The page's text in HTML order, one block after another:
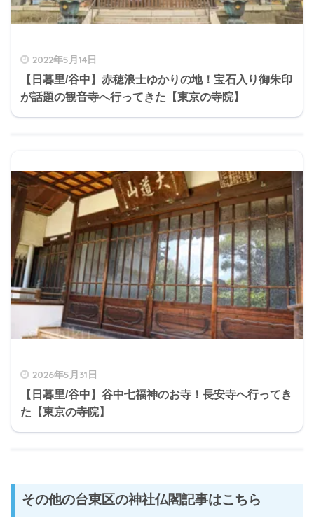
2022年5月14日
【日暮里/谷中】赤穂浪士ゆかりの地！宝石入り御朱印
が話題の観音寺へ行ってきた【東京の寺院】
2026年5月31日
【日暮里/谷中】谷中七福神のお寺！長安寺へ行ってき
た【東京の寺院】
その他の台東区の神社仏閣記事はこちら